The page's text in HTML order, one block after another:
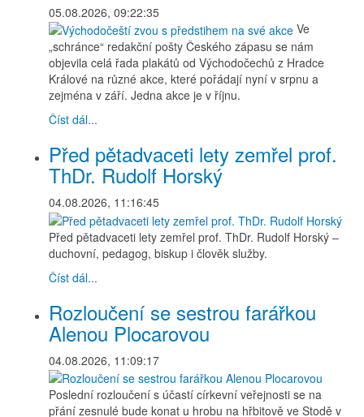
05.08.2026, 09:22:35
Ve
„schránce“ redakční pošty Českého zápasu se nám
objevila celá řada plakátů od Východočechů z Hradce
Králové na různé akce, které pořádají nyní v srpnu a
zejména v září. Jedna akce je v říjnu.
Číst dál...
Před pětadvaceti lety zemřel prof.
ThDr. Rudolf Horský
04.08.2026, 11:16:45
Před pětadvaceti lety zemřel prof. ThDr. Rudolf Horský –
duchovní, pedagog, biskup i člověk služby.
Číst dál...
Rozloučení se sestrou farářkou
Alenou Plocarovou
04.08.2026, 11:09:17
Poslední rozloučení s účastí církevní veřejnosti se na
přání zesnulé bude konat u hrobu na hřbitově ve Stodě v